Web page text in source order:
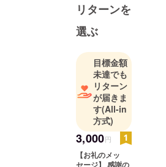
域でできる
ことを考
え、魅力あ
る地域にす
るための行
動をして行
く覚悟で
す！
大洋地区で
の祭りを復
活させ、世
代間交流を
リターンを
選ぶ
目標金額
未達でも
リターン
が届きま
す(All-in
方式)
3,000円
【お礼のメッ
セージ】 感謝の